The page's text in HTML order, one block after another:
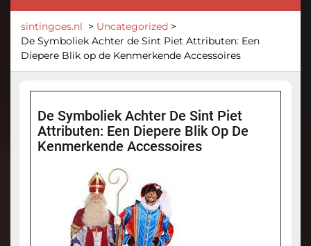
sintingoes.nl > Uncategorized >
De Symboliek Achter de Sint Piet Attributen: Een
Diepere Blik op de Kenmerkende Accessoires
De Symboliek Achter De Sint Piet
Attributen: Een Diepere Blik Op De
Kenmerkende Accessoires